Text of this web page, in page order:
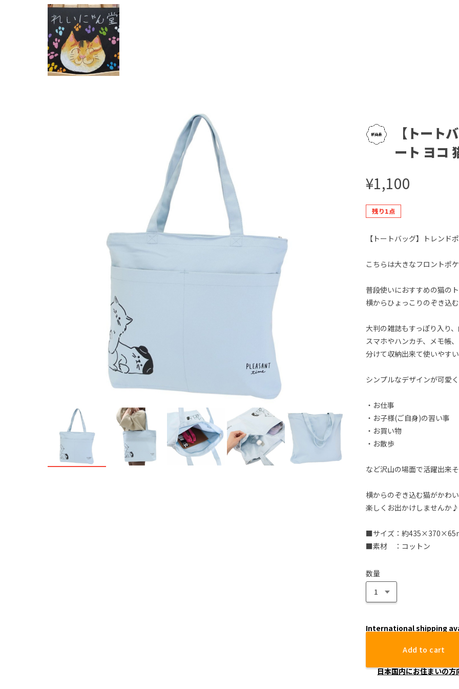
【トート
ート ヨコ
¥1,100
残り1点
【トートバッグ】トレンド
こちらは大きなフロントポ
普段使いにおすすめの猫の
横からひょっこりのぞき込
大判の雑誌もすっぽり入り
スマホやハンカチ、メモ帳
分けて収納出来て使いやす
シンプルなデザインが可愛
・お仕事
・お子様(ご自身)の習い事
・お買い物
・お散歩
など沢山の場面で活躍出来
横からのぞき込む猫がかわ
楽しくお出かけしませんか♪
■サイズ：約
■素材 ：コットン
数量
International shipping
Add to cart
日本国内にお住まいの方